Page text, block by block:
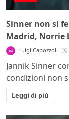
Sinner non si
Madrid, Norrie
Luigi Capozzoli
Jannik Sinner
condizioni non
Leggi di più